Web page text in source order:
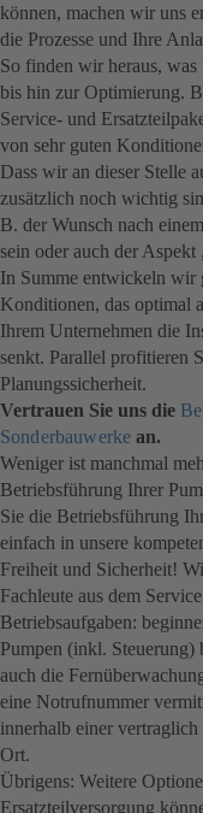
können, machen wir uns
die Prozesse und Ihre
So finden wir heraus,
bis hin zur Optimierung.
Service- und
von sehr guten
Dass wir an dieser Stelle
zusätzlich noch wichtig
B. der Wunsch nach
sein oder auch der
In Summe entwickeln wir
Konditionen, das optimal
Ihrem Unternehmen die
senkt. Parallel profitieren
Planungssicherheit.
Vertrauen Sie uns die
Sonderbauwerke an.
Weniger ist manchmal
Betriebsführung Ihrer
Sie die Betriebsführung
einfach in unsere
Freiheit und Sicherheit!
Fachleute aus dem
Betriebsaufgaben:
Pumpen (inkl.
auch die
eine Notrufnummer
innerhalb einer
Ort.
Übrigens: Weitere
Ersatzteilversorgung